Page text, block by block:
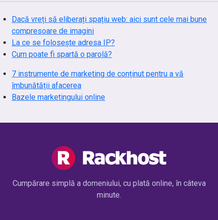
Dacă vreți să eliberați spațiu web: aici sunt cele mai bune
compresoare de imagini
La ce se folosește adresa IP?
Cum poate fi spartă o parolă?
7 instrumente de marketing de conținut pentru a vă
îmbunătății afacerea
Bazele marketingului online
Cumpărare simplă a domeniului, cu plată online, în câteva
minute.